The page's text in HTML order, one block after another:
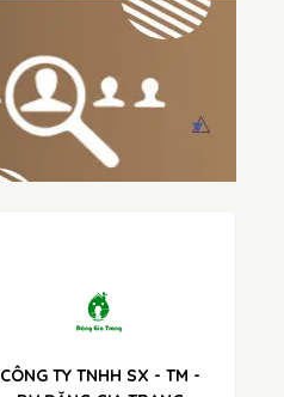
CÔNG TY TNHH SX - TM -